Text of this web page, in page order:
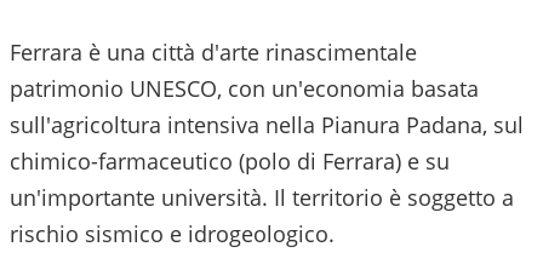
Ferrara è una città d'arte rinascimentale
patrimonio UNESCO, con un'economia basata
sull'agricoltura intensiva nella Pianura Padana, sul
chimico-farmaceutico (polo di Ferrara) e su
un'importante università. Il territorio è soggetto a
rischio sismico e idrogeologico.